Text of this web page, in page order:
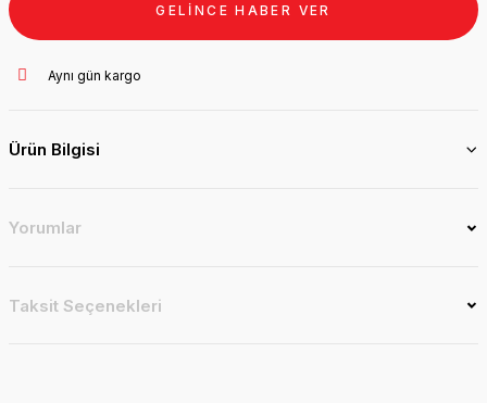
GELİNCE HABER VER
Aynı gün kargo
Ürün Bilgisi
Yorumlar
Taksit Seçenekleri